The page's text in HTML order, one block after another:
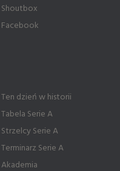
dzień w historii
Serie A
Serie A
Serie A